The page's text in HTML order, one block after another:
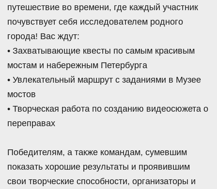
путешествие во времени, где каждый участник
почувствует себя исследователем родного
города! Вас ждут:
• Захватывающие квесты по самым красивым
мостам и набережным Петербурга
• Увлекательный маршрут с заданиями в Музее
мостов
• Творческая работа по созданию видеосюжета о
переправах
Победителям, а также командам, сумевшим
показать хорошие результаты и проявившим
свои творческие способности, организаторы и